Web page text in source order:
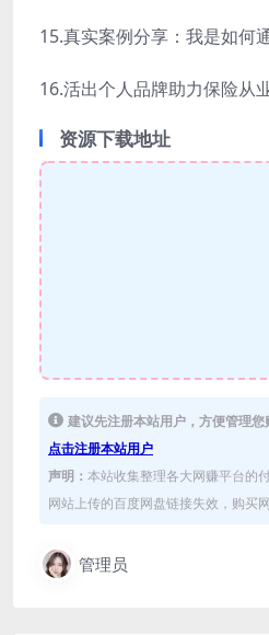
15.真实案例分享：我是如何
16.活出个人品牌助力保险从
资源下载地址
建议先注册本站用户，方便管理您
点击注册本站用户
声明： 本站收集整理各大网赚平台的
网站上传的百度网盘链接失效，购买
管理员